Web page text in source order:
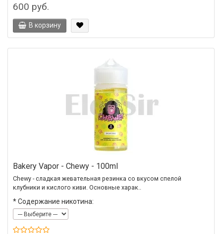
600 руб.
В корзину
Bakery Vapor - Chewy - 100ml
Chewy - сладкая жевательная резинка со вкусом спелой
клубники и кислого киви. Основные харак..
*Содержание никотина: